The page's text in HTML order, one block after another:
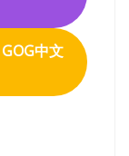
中文